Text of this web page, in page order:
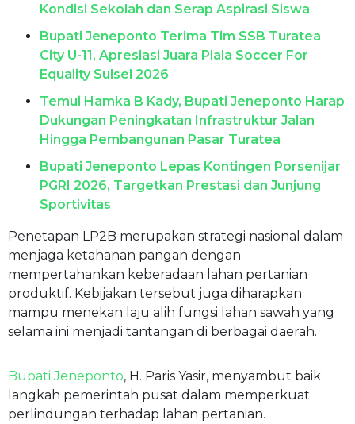
Kondisi Sekolah dan Serap Aspirasi Siswa
Bupati Jeneponto Terima Tim SSB Turatea
City U-11, Apresiasi Juara Piala Soccer For
Equality Sulsel 2026
Temui Hamka B Kady, Bupati Jeneponto Harap
Dukungan Peningkatan Infrastruktur Jalan
Hingga Pembangunan Pasar Turatea
Bupati Jeneponto Lepas Kontingen Porsenijar
PGRI 2026, Targetkan Prestasi dan Junjung
Sportivitas
Penetapan LP2B merupakan strategi nasional dalam
menjaga ketahanan pangan dengan
mempertahankan keberadaan lahan pertanian
produktif. Kebijakan tersebut juga diharapkan
mampu menekan laju alih fungsi lahan sawah yang
selama ini menjadi tantangan di berbagai daerah.
Bupati Jeneponto, H. Paris Yasir, menyambut baik
langkah pemerintah pusat dalam memperkuat
perlindungan terhadap lahan pertanian.